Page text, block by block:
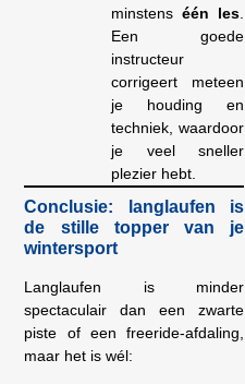
minstenséén les.
Een goede
instructeur
corrigeert meteen
je houding en
techniek, waardoor
je veel sneller
plezier hebt.
Conclusie: langlaufen is
de stille topper van je
wintersport
Langlaufen is minder
spectaculair dan een zwarte
piste of een freeride-afdaling,
maar het is wél: